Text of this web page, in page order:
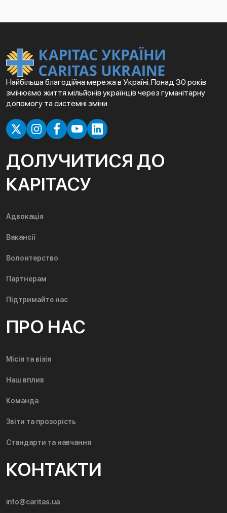
Найбільша благодійна мережа в Україні. Понад 30 років
змінюємо життя мільйонів українців через гуманітарну
допомогу та системні зміни.
ДОЛУЧИТИСЯ ДО
КАРІТАСУ
Адвокація
Вакансії
Волонтерство
Партнерам
Підтримайте нас
ПРО НАС
Місія та візія
Наш вплив
Команда
Звіти та прозорість
Стандарти та навчання
КОНТАКТИ
info@caritas.ua